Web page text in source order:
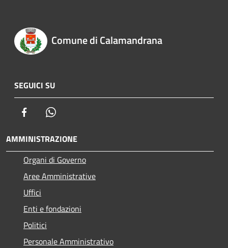
Comune di Calamandrana
SEGUICI SU
Facebook
AMMINISTRAZIONE
Organi di Governo
Aree Amministrative
Uffici
Enti e fondazioni
Politici
Personale Amministrativo